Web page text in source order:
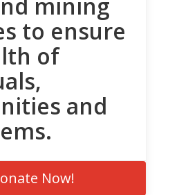
to ensure
of
and
Now!